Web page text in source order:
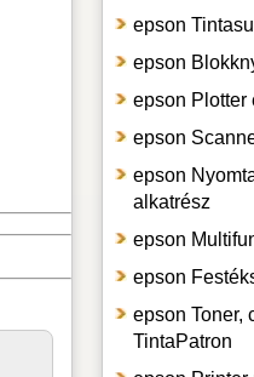
epson
epson
epson Plotter
epson
epson
alkatrész
epson
epson
epson Toner,
TintaPatron